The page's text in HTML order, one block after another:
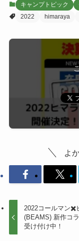
キャンプトピック
2022
himaraya
よ
2022コールマン✖️
(BEAMS) 新作コ
受け付け中！